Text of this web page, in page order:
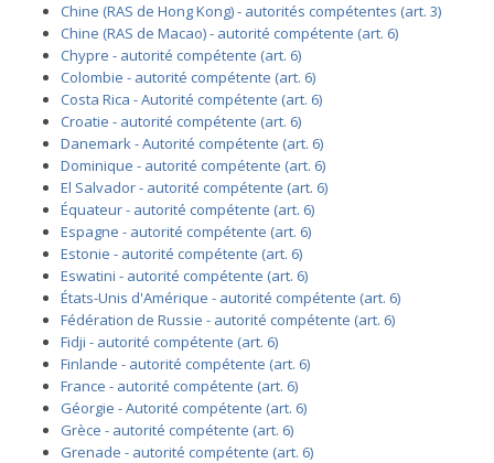
Chine (RAS de Hong Kong) - autorités compétentes (art. 3)
Chine (RAS de Macao) - autorité compétente (art. 6)
Chypre - autorité compétente (art. 6)
Colombie - autorité compétente (art. 6)
Costa Rica - Autorité compétente (art. 6)
Croatie - autorité compétente (art. 6)
Danemark - Autorité compétente (art. 6)
Dominique - autorité compétente (art. 6)
El Salvador - autorité compétente (art. 6)
Équateur - autorité compétente (art. 6)
Espagne - autorité compétente (art. 6)
Estonie - autorité compétente (art. 6)
Eswatini - autorité compétente (art. 6)
États-Unis d'Amérique - autorité compétente (art. 6)
Fédération de Russie - autorité compétente (art. 6)
Fidji - autorité compétente (art. 6)
Finlande - autorité compétente (art. 6)
France - autorité compétente (art. 6)
Géorgie - Autorité compétente (art. 6)
Grèce - autorité compétente (art. 6)
Grenade - autorité compétente (art. 6)